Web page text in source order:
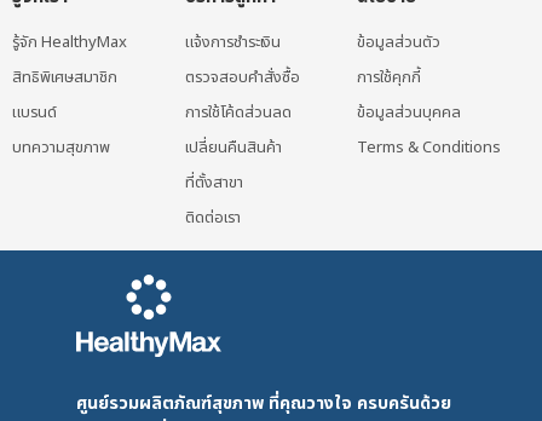
รู้จัก HealthyMax
สิทธิพิเศษสมาชิก
แบรนด์
บทความสุขภาพ
แจ้งการชำระเงิน
ตรวจสอบคำสั่งซื้อ
การใช้โค้ดส่วนลด
เปลี่ยนคืนสินค้า
ที่ตั้งสาขา
ติดต่อเรา
ข้อมูลส่วนตัว
การใช้คุกกี้
ข้อมูลส่วนบุคคล
Terms & Conditions
ศูนย์รวมผลิตภัณฑ์สุขภาพ ที่คุณวางใจ ครบครันด้วย